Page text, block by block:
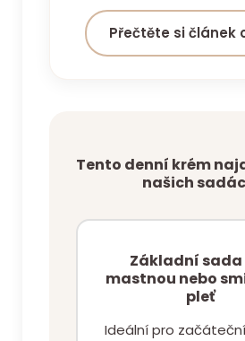
Přečtěte si článek
Tento denní krém
našich
Základní sada
mastnou nebo
pleť
Ideální pro